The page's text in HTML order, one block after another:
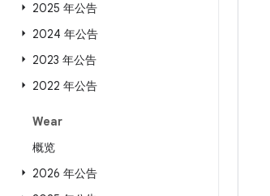
2025 年公告
2024 年公告
2023 年公告
2022 年公告
Wear
概览
2026 年公告